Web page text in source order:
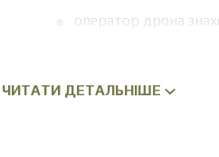
оператор дрона
Під час цього коригується
ЧИТАТИ ДЕТАЛЬНІШЕ